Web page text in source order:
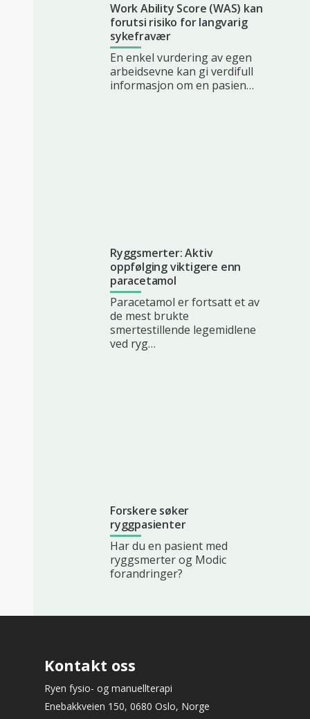
Work Ability Score (WAS) kan
forutsi risiko for langvarig
sykefravær
En enkel vurdering av egen
arbeidsevne kan gi verdifull
informasjon om en pasien…
Ryggsmerter: Aktiv
oppfølging viktigere enn
paracetamol
Paracetamol er fortsatt et av
de mest brukte
smertestillende legemidlene
ved ryg…
Forskere søker
ryggpasienter
Har du en pasient med
ryggsmerter og Modic
forandringer?
Kontakt oss
Ryen fysio- og manuellterapi
Enebakkveien 150, 0680 Oslo, Norge